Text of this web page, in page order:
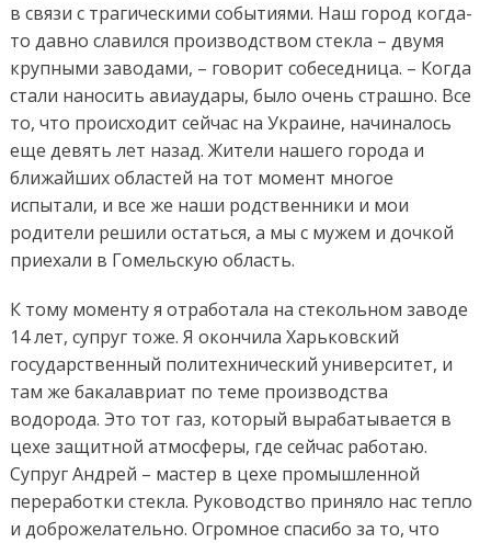
в связи с трагическими событиями. Наш город когда-
то давно славился производством стекла – двумя
крупными заводами, – говорит собеседница. – Когда
стали наносить авиаудары, было очень страшно. Все
то, что происходит сейчас на Украине, начиналось
еще девять лет назад. Жители нашего города и
ближайших областей на тот момент многое
испытали, и все же наши родственники и мои
родители решили остаться, а мы с мужем и дочкой
приехали в Гомельскую область.
К тому моменту я отработала на стекольном заводе
14 лет, супруг тоже. Я окончила Харьковский
государственный политехнический университет, и
там же бакалавриат по теме производства
водорода. Это тот газ, который вырабатывается в
цехе защитной атмосферы, где сейчас работаю.
Супруг Андрей – мастер в цехе промышленной
переработки стекла. Руководство приняло нас тепло
и доброжелательно. Огромное спасибо за то, что